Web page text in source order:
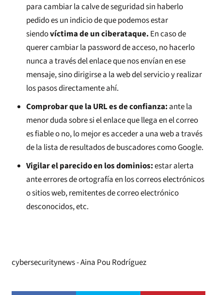
para cambiar la calve de seguridad sin haberlo
pedido es un indicio de que podemos estar
siendovíctima de un ciberataque. En caso de
querer cambiar la password de acceso, no hacerlo
nunca a través del enlace que nos envían en ese
mensaje, sino dirigirse a la web del servicio y realizar
los pasos directamente ahí.
Comprobar que la URL es de confianza: ante la
menor duda sobre si el enlace que llega en el correo
es fiable o no, lo mejor es acceder a una web a través
de la lista de resultados de buscadores como Google.
Vigilar el parecido en los dominios:estar alerta
ante errores de ortografía en los correos electrónicos
o sitios web, remitentes de correo electrónico
desconocidos, etc.
cybersecuritynews - Aina Pou Rodríguez